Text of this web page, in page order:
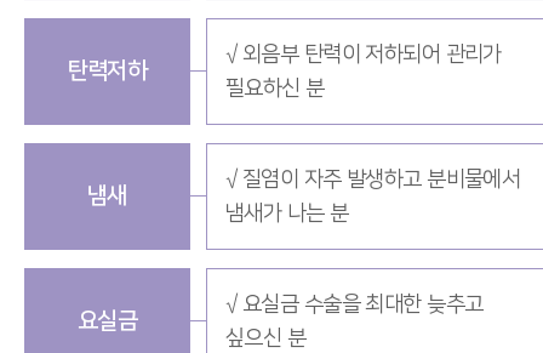
탄력저하
√ 외음부 탄력이 저하되어 관리가
필요하신 분
냄새
√ 질염이 자주 발생하고 분비물에서
냄새가 나는 분
요실금
√ 요실금 수술을 최대한 늦추고
싶으신 분